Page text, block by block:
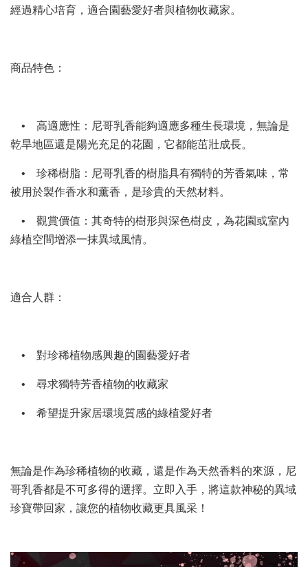
經過精心培育，適合園藝愛好者與植物收藏家。
商品特色：
• 高適應性：尼哥乳香能夠適應多種生長環境，無論是
乾旱地區還是陽光充足的花園，它都能茁壯成長。
• 珍稀樹脂：尼哥乳香的樹脂具有獨特的芳香氣味，常
被用於製作香水和薰香，是珍貴的天然材料。
• 觀賞價值：其奇特的樹形與深色樹皮，為花園或室內
綠植空間增添一抹異域風情。
適合人群：
• 對珍稀植物感興趣的園藝愛好者
• 尋求獨特芳香植物的收藏家
• 希望提升家居環境質感的綠植愛好者
無論是作為珍稀植物的收藏，還是作為天然香料的來源，尼
哥乳香都是不可多得的選擇。立即入手，將這款神秘的異域
珍寶帶回家，讓您的植物收藏更具風采！